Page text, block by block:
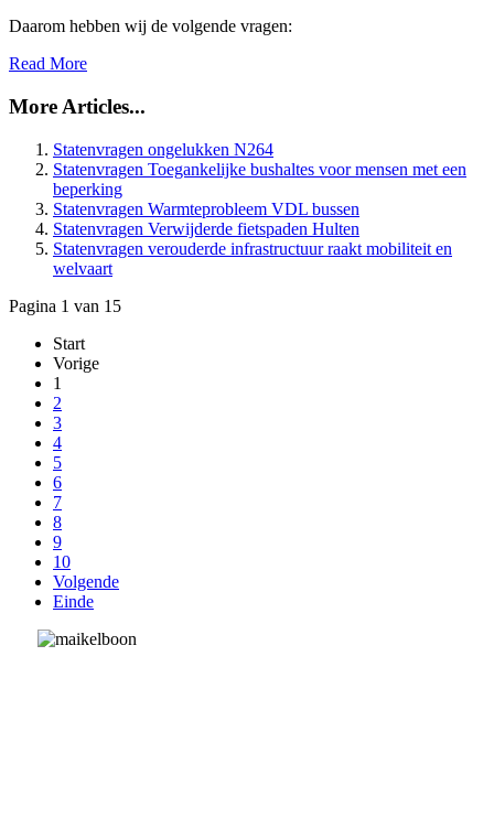
Daarom hebben wij de volgende vragen:
Read More
More Articles...
Statenvragen ongelukken N264
Statenvragen Toegankelijke bushaltes voor mensen met een
beperking
Statenvragen Warmteprobleem VDL bussen
Statenvragen Verwijderde fietspaden Hulten
Statenvragen verouderde infrastructuur raakt mobiliteit en
welvaart
Pagina 1 van 15
Start
Vorige
1
2
3
4
5
6
7
8
9
10
Volgende
Einde